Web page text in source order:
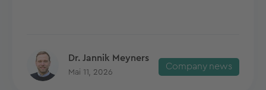
Dr. Jannik Meyners
Mai 11, 2026
Company news